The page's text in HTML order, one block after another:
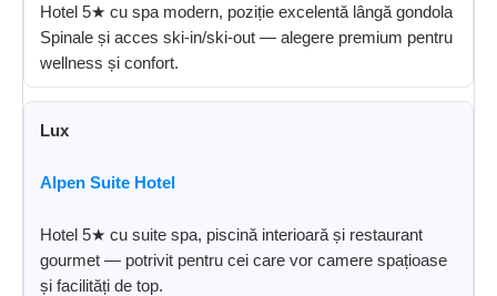
Hotel 5★ cu spa modern, poziție excelentă lângă gondola
Spinale și acces ski-in/ski-out — alegere premium pentru
wellness și confort.
Lux
Alpen Suite Hotel
Hotel 5★ cu suite spa, piscină interioară și restaurant
gourmet — potrivit pentru cei care vor camere spațioase
și facilități de top.